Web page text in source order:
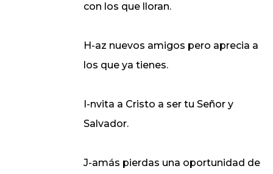
con los que lloran.
H-az nuevos amigos pero aprecia a
los que ya tienes.
I-nvita a Cristo a ser tu Señor y
Salvador.
J-amás pierdas una oportunidad de